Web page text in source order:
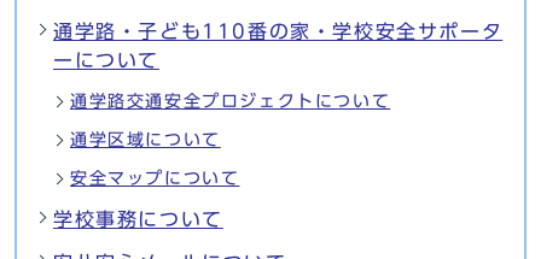
通学路・子ども110番の家・学校安全サポータ
ーについて
通学路交通安全プロジェクトについて
通学区域について
安全マップについて
学校事務について